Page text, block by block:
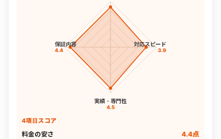
対応スピード
3.9
実績・専門性
4.5
保証内容
4.4
4項目スコア
料金の安さ 4.4点